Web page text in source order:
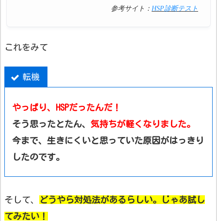
参考サイト： HSP診断テスト
これをみて
転機
やっぱり、HSPだったんだ！
そう思ったとたん、 気持ちが軽くなりました。
今まで、生きにくいと思っていた原因がはっきり
したのです。
そして、
どうやら対処法があるらしい。じゃあ試し
てみたい！